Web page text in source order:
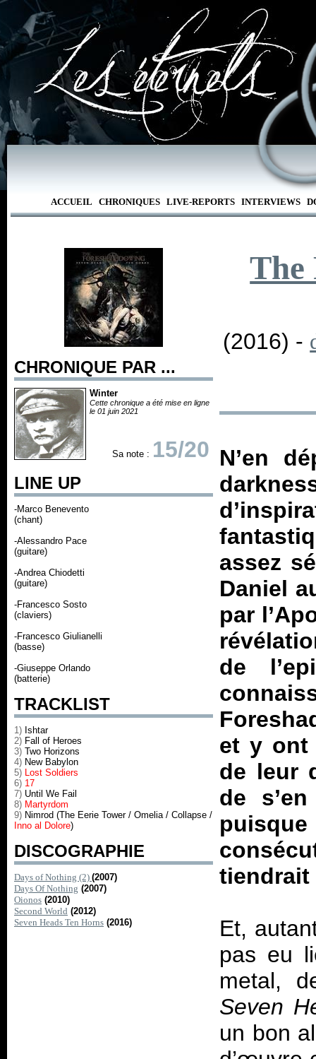
ACCUEIL CHRONIQUES LIVE-REPORTS INTERVIEWS
CHRONIQUE PAR ...
Winter
Cette chronique a été mise en ligne
le 01 juin 2021
Sa note : 15/20
LINE UP
-Marco Benevento
(chant)
-Alessandro Pace
(guitare)
-Andrea Chiodetti
(guitare)
-Francesco Sosto
(claviers)
-Francesco Giulianelli
(basse)
-Giuseppe Orlando
(batterie)
TRACKLIST
1) Ishtar
2) Fall of Heroes
3) Two Horizons
4) New Babylon
5) Lost Soldiers
6) 17
7) Until We Fail
8) Martyrdom
9) Nimrod (The Eerie Tower / Omelia / Collapse /
Inno al Dolore)
DISCOGRAPHIE
Days of Nothing (2) (2007)
Days Of Nothing (2007)
Oionos (2010)
Second World (2012)
Seven Heads Ten Horns (2016)
The
(2016) -
N’en
assez
Daniel
par
de
et y ont
de leur
de
Et,
pas eu
metal,
Seven
un bon